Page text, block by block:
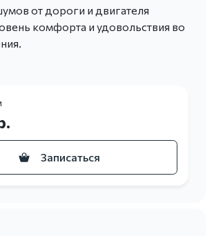
от дороги и двигателя
комфорта и удовольствия во
Записаться